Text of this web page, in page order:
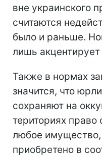
вне украинского
считаются
было и раньше.
лишь
Также в нормах
значится, что
сохраняют на
териториях право
любое имущество,
приобретено в